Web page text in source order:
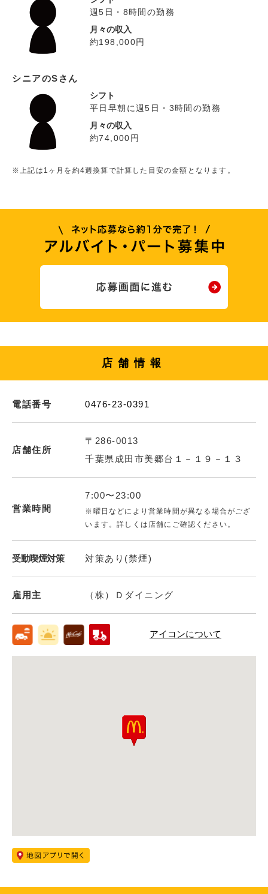
週5日・8時間の勤務
月々の収入
約198,000円
シニアのSさん
シフト
平日早朝に週5日・3時間の勤務
月々の収入
約74,000円
※上記は1ヶ月を約4週換算で計算した目安の金額となります。
店舗情報
電話番号 0476-23-0391
店舗住所
〒286-0013
千葉県成田市美郷台１－１９－１３
営業時間
7:00〜23:00
※曜日などにより営業時間が異なる場合がござ
います。詳しくは店舗にご確認ください。
受動喫煙対策 対策あり(禁煙)
雇用主 （株）Ｄダイニング
アイコンについて